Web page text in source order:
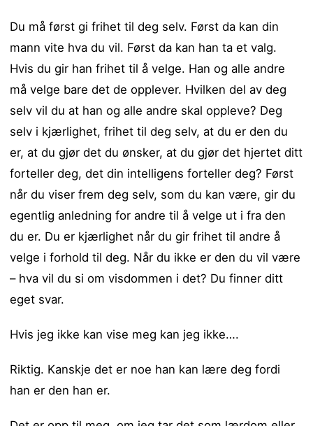
Du må først gi frihet til deg selv. Først da kan din
mann vite hva du vil. Først da kan han ta et valg.
Hvis du gir han frihet til å velge. Han og alle andre
må velge bare det de opplever. Hvilken del av deg
selv vil du at han og alle andre skal oppleve? Deg
selv i kjærlighet, frihet til deg selv, at du er den du
er, at du gjør det du ønsker, at du gjør det hjertet ditt
forteller deg, det din intelligens forteller deg? Først
når du viser frem deg selv, som du kan være, gir du
egentlig anledning for andre til å velge ut i fra den
du er. Du er kjærlighet når du gir frihet til andre å
velge i forhold til deg. Når du ikke er den du vil være
– hva vil du si om visdommen i det? Du finner ditt
eget svar.
Hvis jeg ikke kan vise meg kan jeg ikke….
Riktig. Kanskje det er noe han kan lære deg fordi
han er den han er.